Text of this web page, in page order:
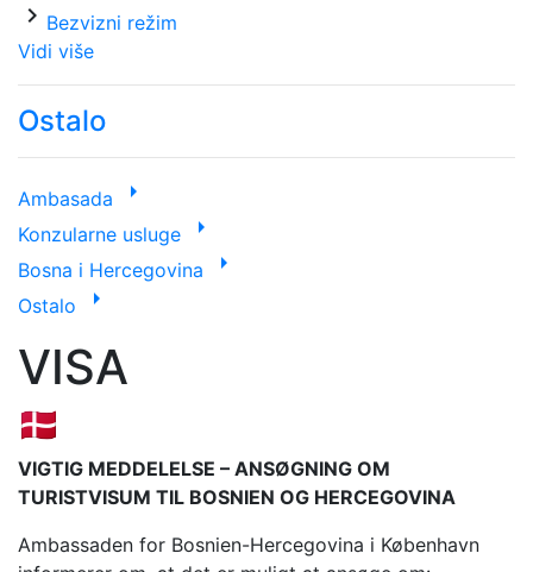
chevron_right Bezvizni režim
Vidi više
Ostalo
Ambasada arrow_right
Konzularne usluge arrow_right
Bosna i Hercegovina arrow_right
Ostalo arrow_right
VISA
🇩🇰
VIGTIG MEDDELELSE – ANSØGNING OM
TURISTVISUM TIL BOSNIEN OG HERCEGOVINA
Ambassaden for Bosnien-Hercegovina i København